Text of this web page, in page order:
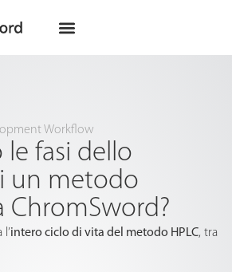
Workflow
le fasi dello
un metodo
ChromSword?
intero ciclo di vita del metodo HPLC, tra